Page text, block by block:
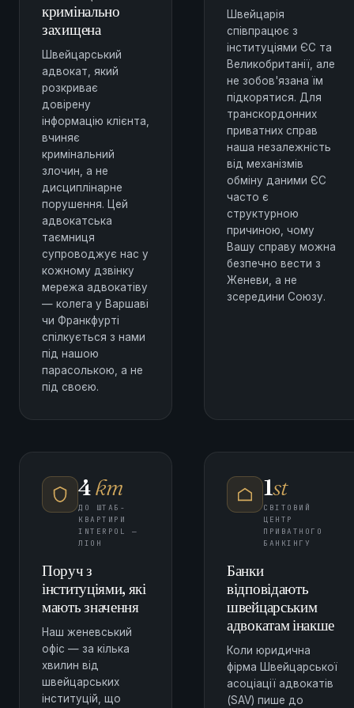
кримінально
захищена
Швейцарський
адвокат, який
розкриває
довірену
інформацію клієнта,
вчиняє
кримінальний
злочин, а не
дисциплінарне
порушення. Цей
адвокатська
таємниця
супроводжує нас у
кожному дзвінку
мережа адвокатіву
— колега у Варшаві
чи Франкфурті
спілкується з нами
під нашою
парасолькою, а не
під своєю.
Швейцарія
співпрацює з
інституціями ЄС та
Великобританії, але
не зобов'язана їм
підкорятися. Для
транскордонних
приватних справ
наша незалежність
від механізмів
обміну даними ЄС
часто є
структурною
причиною, чому
Вашу справу можна
безпечно вести з
Женеви, а не
зсередини Союзу.
4km
ДО ШТАБ-
КВАРТИРИ
INTERPOL —
ЛІОН
Поруч з
інституціями, які
мають значення
Наш женевський
офіс — за кілька
хвилин від
швейцарських
інституцій, що
1st
СВІТОВИЙ
ЦЕНТР
ПРИВАТНОГО
БАНКІНГУ
Банки
відповідають
швейцарським
адвокатам інакше
Коли юридична
фірма Швейцарської
асоціації адвокатів
(SAV) пише до